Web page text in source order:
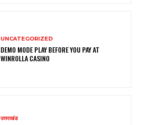
UNCATEGORIZED
DEMO MODE PLAY BEFORE YOU PAY AT
WINROLLA CASINO
उत्तराखंड